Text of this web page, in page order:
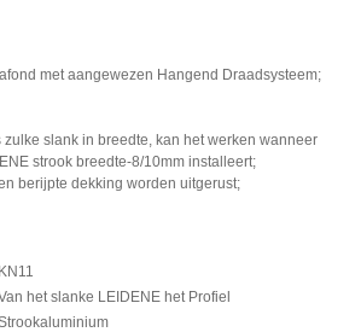
met aangewezen Hangend Draadsysteem;
zulke slank in breedte, kan het werken wanneer
strook breedte-8/10mm installeert;
berijpte dekking worden uitgerust;
KN11
het slanke LEIDENE het Profiel